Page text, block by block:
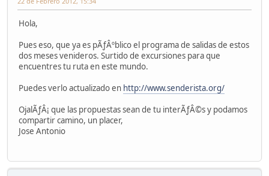
Hola,
Pues eso, que ya es pÃƒÂºblico el programa de salidas de estos
dos meses venideros. Surtido de excursiones para que
encuentres tu ruta en este mundo.
Puedes verlo actualizado en http://www.senderista.org/
OjalÃƒÂ¡ que las propuestas sean de tu interÃƒÂ©s y podamos
compartir camino, un placer,
Jose Antonio